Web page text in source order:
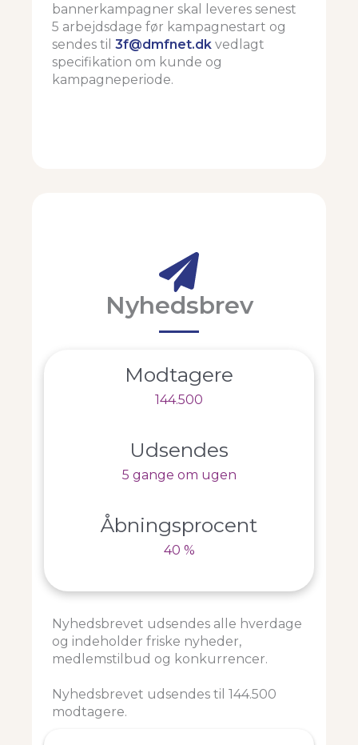
bannerkampagner skal leveres senest
5 arbejdsdage før kampagnestart og
sendes til 3f@dmfnet.dk vedlagt
specifikation om kunde og
kampagneperiode.
Nyhedsbrev
Modtagere
144.500
Udsendes
5 gange om ugen
Åbningsprocent
40 %
Nyhedsbrevet udsendes alle hverdage
og indeholder friske nyheder,
medlemstilbud og konkurrencer.
Nyhedsbrevet udsendes til 144.500
modtagere.